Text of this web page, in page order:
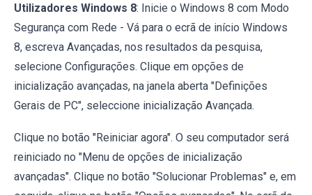
Utilizadores Windows 8: Inicie o Windows 8 com Modo
Segurança com Rede - Vá para o ecrã de início Windows
8, escreva Avançadas, nos resultados da pesquisa,
selecione Configurações. Clique em opções de
inicialização avançadas, na janela aberta "Definições
Gerais de PC", seleccione inicialização Avançada.
Clique no botão "Reiniciar agora". O seu computador será
reiniciado no "Menu de opções de inicialização
avançadas". Clique no botão "Solucionar Problemas" e, em